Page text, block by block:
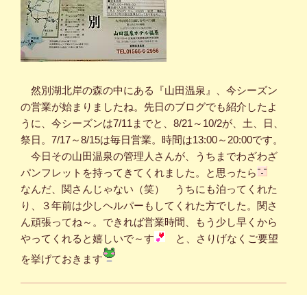
然別湖北岸の森の中にある『山田温泉』、今シーズン
の営業が始まりましたね。先日のブログでも紹介したよ
うに、今シーズンは7/11までと、8/21～10/2が、土、日、
祭日。7/17～8/15は毎日営業。時間は13:00～20:00です。
今日その山田温泉の管理人さんが、うちまでわざわざ
パンフレットを持ってきてくれました。と思ったら
なんだ、関さんじゃない（笑） うちにも泊ってくれた
り、３年前は少しヘルパーもしてくれた方でした。関さ
ん頑張ってね～。できれば営業時間、もう少し早くから
やってくれると嬉しいで～す
と、さりげなくご要望
を挙げておきます